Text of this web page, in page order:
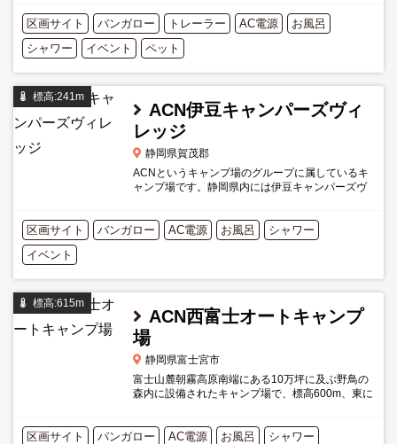
区画サイト バンガロー トレーラー AC電源
お風呂
シャワー
イベント ペット
標高:241m
ACN伊豆キャンパーズヴィ
レッジ
静岡県賀茂郡
ACNというキャンプ場のグループに属しているキ
ャンプ場です。静岡県内には伊豆キャンパーズヴ
の影響で休業されてい...
区画サイト バンガロー AC電源 お風呂
シャワー
イベント
標高:615m
ACN西富士オートキャンプ
場
静岡県富士宮市
富士山麓朝霧高原南端にある10万坪に及ぶ野鳥の
森内に設備されたキャンプ場で、標高600m、東に
もかかわらず、静かな...
区画サイト バンガロー AC電源 お風呂
シャワー